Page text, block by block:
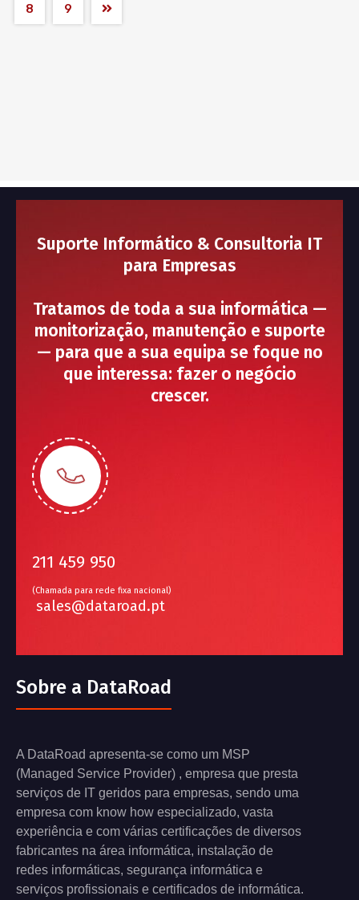
8 9
Suporte Informático & Consultoria IT
para Empresas
Tratamos de toda a sua informática —
monitorização, manutenção e suporte
— para que a sua equipa se foque no
que interessa: fazer o negócio
crescer.
211 459 950
(Chamada para rede fixa nacional)
sales@dataroad.pt
Sobre a DataRoad
A DataRoad apresenta-se como um MSP
(Managed Service Provider) , empresa que presta
serviços de IT geridos para empresas, sendo uma
empresa com know how especializado, vasta
experiência e com várias certificações de diversos
fabricantes na área informática, instalação de
redes informáticas, segurança informática e
serviços profissionais e certificados de informática.